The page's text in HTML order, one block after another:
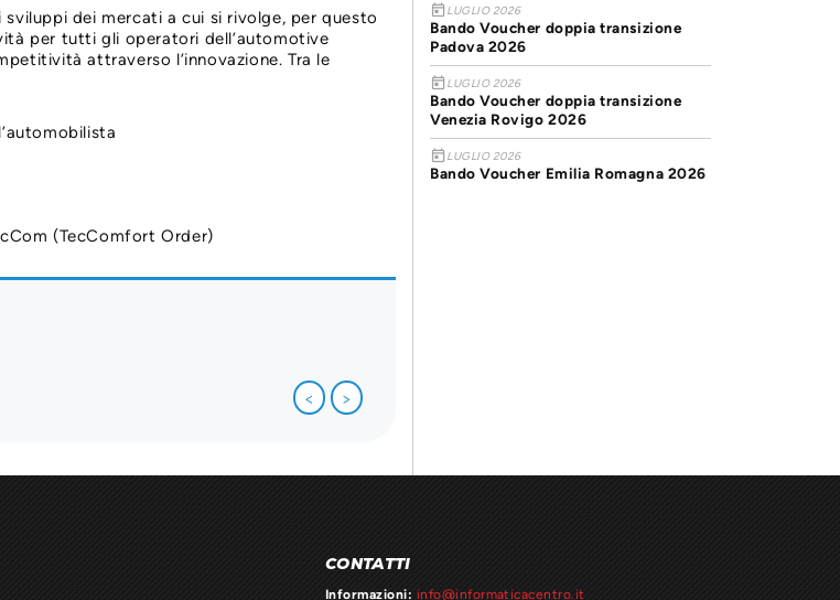
dei mercati a cui si rivolge, per questo
per tutti gli operatori dell’automotive
attraverso l’innovazione. Tra le
(TecComfort Order)
< >
todayLUGLIO 2026
Bando Voucher doppia transizione
Padova 2026
todayLUGLIO 2026
Bando Voucher doppia transizione
Venezia Rovigo 2026
todayLUGLIO 2026
Bando Voucher Emilia Romagna 2026
CONTATTI
Informazioni: info@informaticacentro.it